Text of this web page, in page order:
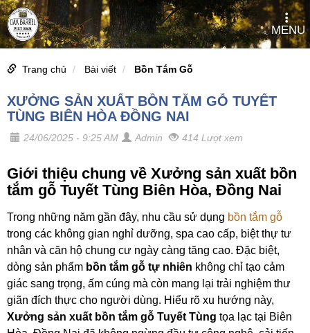
MENU
Trang chủ Bài viết Bồn Tắm Gỗ
XƯỞNG SẢN XUẤT BỒN TẮM GỖ TUYẾT
TÙNG BIÊN HÒA ĐỒNG NAI
24/06/2025 - 9:25 AM Admin 414 Lượt xem
Giới thiệu chung về Xưởng sản xuất bồn
tắm gỗ Tuyết Tùng Biên Hòa, Đồng Nai
Trong những năm gần đây, nhu cầu sử dụng bồn tắm gỗ
trong các không gian nghỉ dưỡng, spa cao cấp, biệt thự tư
nhân và căn hộ chung cư ngày càng tăng cao. Đặc biệt,
dòng sản phẩm bồn tắm gỗ tự nhiên không chỉ tạo cảm
giác sang trọng, ấm cúng mà còn mang lại trải nghiệm thư
giãn đích thực cho người dùng. Hiểu rõ xu hướng này,
Xưởng sản xuất bồn tắm gỗ Tuyết Tùng tọa lạc tại Biên